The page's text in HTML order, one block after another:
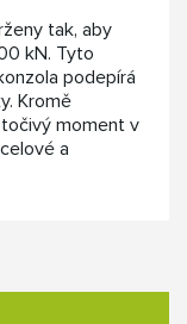
tak, aby
kN. Tyto
podepírá
Kromě
moment v
a